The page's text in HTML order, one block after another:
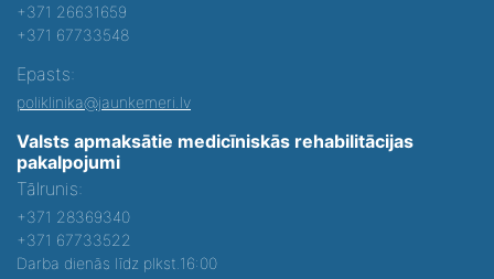
+371 26631659
+371 67733548
Epasts:
poliklinika@jaunkemeri.lv
Valsts apmaksātie medicīniskās rehabilitācijas
pakalpojumi
Tālrunis:
+371 28369340
+371 67733522
Darba dienās līdz plkst.16:00